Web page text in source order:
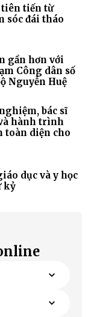
tiến từ
sóc đái tháo
gần hơn với
Công dân số
Nguyễn Huệ
bác sĩ
hành trình
toàn diện cho
dục và y học
kỷ